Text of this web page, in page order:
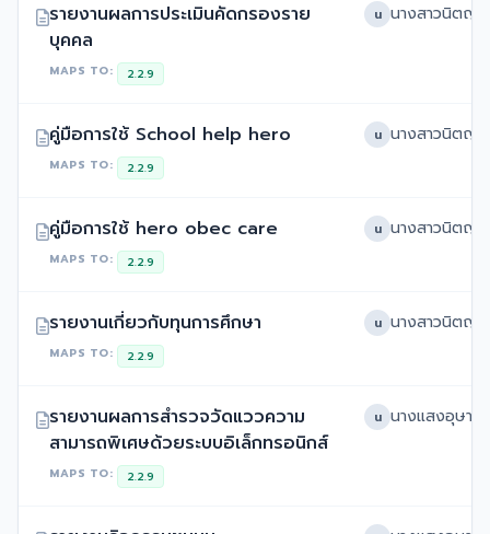
รายงานผลการประเมินคัดกรองราย
บุคคล
MAPS TO: 2.2.9
น
คู่มือการใช้ School help hero
MAPS TO: 2.2.9
น
คู่มือการใช้ hero obec care
MAPS TO: 2.2.9
น
รายงานเกี่ยวกับทุนการศึกษา
MAPS TO: 2.2.9
น
รายงานผลการสำรวจวัดแววความ
สามารถพิเศษด้วยระบบอิเล็กทรอนิกส์
MAPS TO: 2.2.9
น